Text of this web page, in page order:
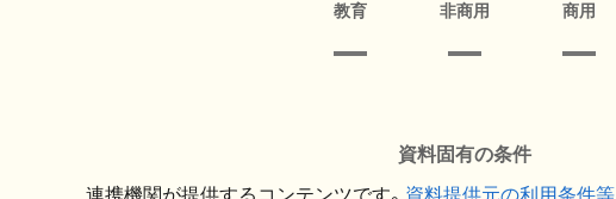
教育 非商用 商用
資料固有の条件